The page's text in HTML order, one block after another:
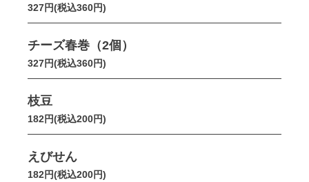
327円(税込360円)
チーズ春巻（2個）
327円(税込360円)
枝豆
182円(税込200円)
えびせん
182円(税込200円)